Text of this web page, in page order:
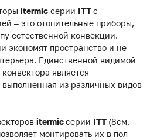
itermic серии ITTс
– это отопительные приборы,
естественной конвекции.
экономят пространство и не
Единственной видимой
является
из различных видов
itermicсерии ITT (8см,
монтировать их в пол